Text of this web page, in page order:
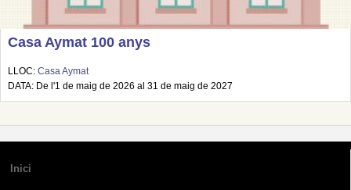
Casa Aymat 100 anys
LLOC: Casa Aymat
DATA: De l'1 de maig de 2026 al 31 de maig de 2027
Inici